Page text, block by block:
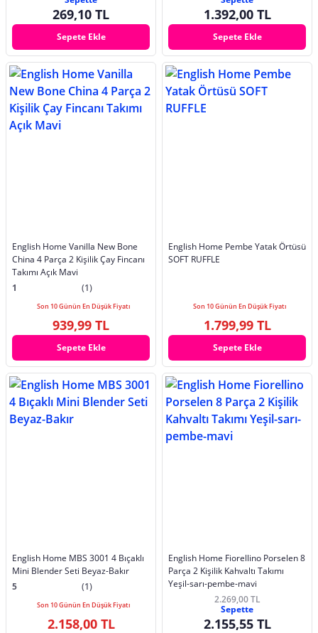
269,10 TL
Sepete Ekle
1.392,00 TL
Sepete Ekle
English Home Vanilla New Bone
China 4 Parça 2 Kişilik Çay Fincanı
Takımı Açık Mavi
1
(1)
Son 10 Günün En Düşük Fiyatı
939,99 TL
Sepete Ekle
English Home Pembe Yatak Örtüsü
SOFT RUFFLE
Son 10 Günün En Düşük Fiyatı
1.799,99 TL
Sepete Ekle
English Home MBS 3001 4 Bıçaklı
Mini Blender Seti Beyaz-Bakır
5
(1)
Son 10 Günün En Düşük Fiyatı
2.158,00 TL
English Home Fiorellino Porselen 8
Parça 2 Kişilik Kahvaltı Takımı
Yeşil-sarı-pembe-mavi
2.269,00 TL
Sepette
2.155,55 TL